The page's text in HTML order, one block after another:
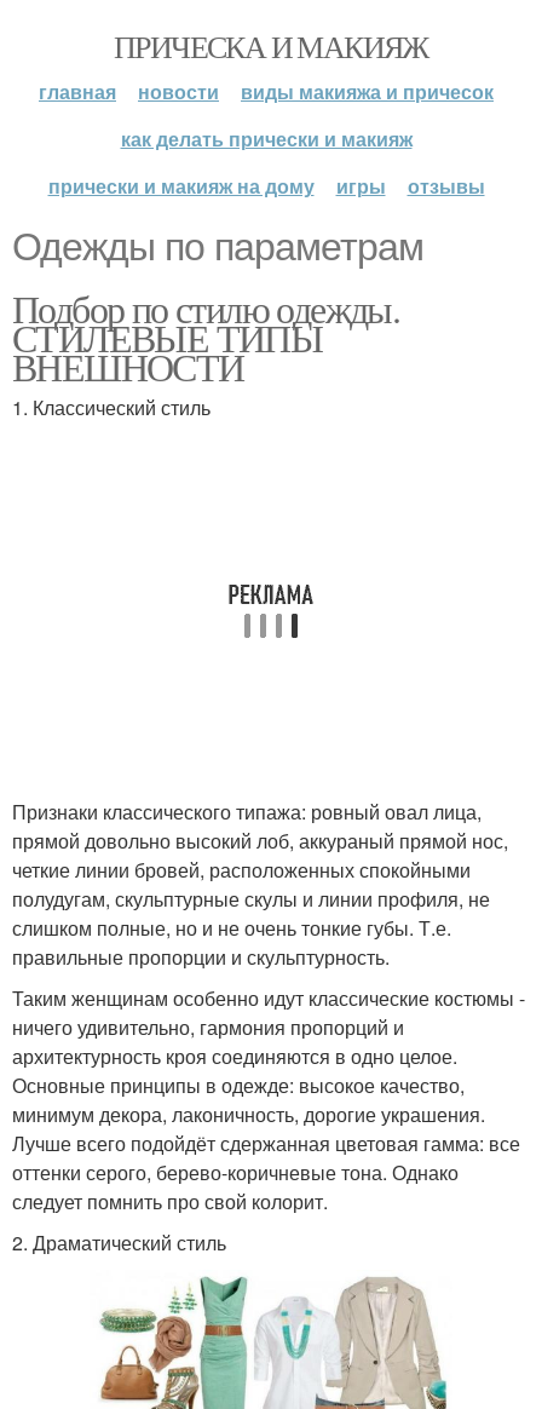
ПРИЧЕСКА И МАКИЯЖ
главная новости
виды макияжа и причесок
как делать прически и макияж
прически и макияж на дому
игры отзывы
Одежды по параметрам
Подбор по стилю одежды.
СТИЛЕВЫЕ ТИПЫ
ВНЕШНОСТИ
1. Классический стиль
Признаки классического типажа: ровный овал лица,
прямой довольно высокий лоб, аккураный прямой нос,
четкие линии бровей, расположенных спокойными
полудугам, скульптурные скулы и линии профиля, не
слишком полные, но и не очень тонкие губы. Т.е.
правильные пропорции и скульптурность.
Таким женщинам особенно идут классические костюмы -
ничего удивительно, гармония пропорций и
архитектурность кроя соединяются в одно целое.
Основные принципы в одежде: высокое качество,
минимум декора, лаконичность, дорогие украшения.
Лучше всего подойдёт сдержанная цветовая гамма: все
оттенки серого, берево-коричневые тона. Однако
следует помнить про свой колорит.
2. Драматический стиль